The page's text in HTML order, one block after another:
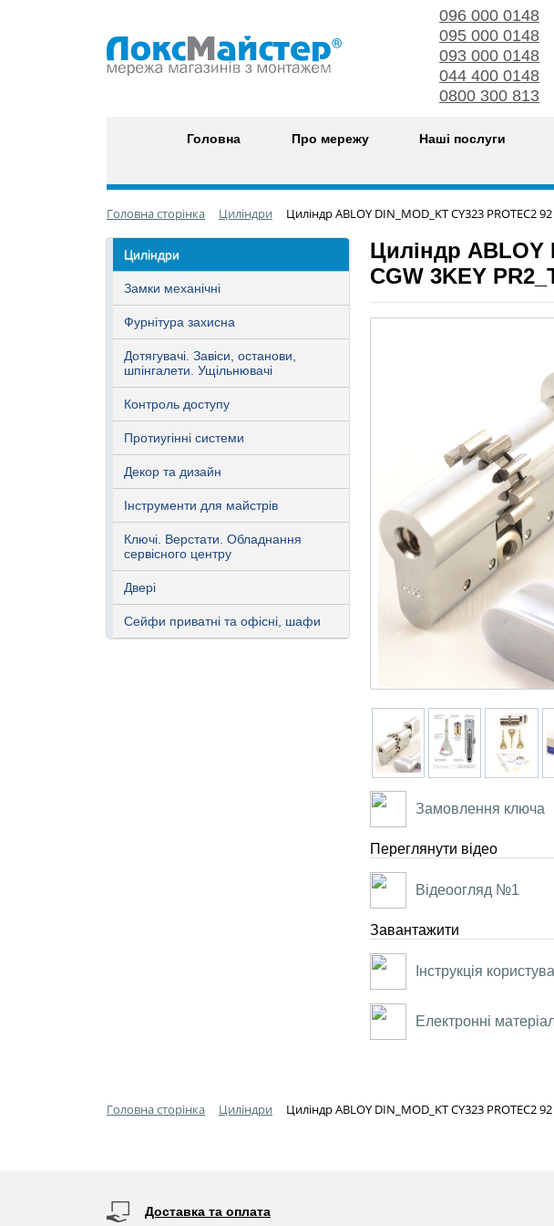
096 000 0148
095 000 0148
093 000 0148
044 400 0148
0800 300 813
Головна Про мережу Наші послуги
Головна сторінка Циліндри Циліндр ABLOY DIN_MOD_KT CY323 PROTEC2
Циліндр ABLOY
CGW 3KEY
Замовлення ключа
Переглянути відео
Відеоогляд №1
Завантажити
Інструкція
Електронні
Циліндри
Замки механічні
Фурнітура захисна
Дотягувачі. Завіси, останови,
шпінгалети. Ущільнювачі
Контроль доступу
Протиугінні системи
Декор та дизайн
Інструменти для майстрів
Ключі. Верстати. Обладнання
сервісного центру
Двері
Сейфи приватні та офісні, шафи
Головна сторінка Циліндри Циліндр ABLOY DIN_MOD_KT CY323 PROTEC2
Доставка та оплата